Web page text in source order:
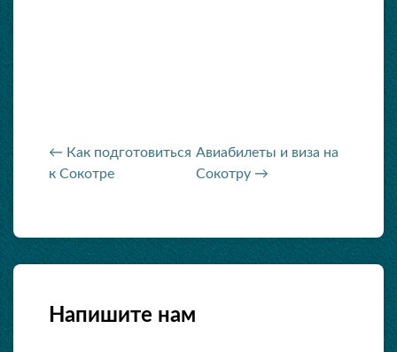
← Как подготовиться
к Сокотре
Авиабилеты и виза на
Сокотру →
Напишите нам